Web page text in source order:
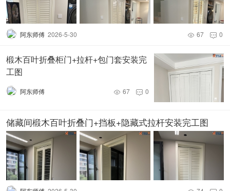
阿东师傅 2026-5-30  0
 67
椴木百叶折叠柜门+拉杆+包门套安装完
工图
阿东师傅  0
 67
储藏间椴木百叶折叠门+挡板+隐藏式拉杆安装完工图